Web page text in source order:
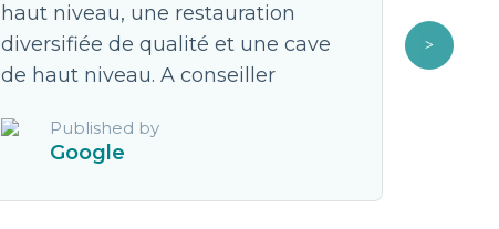
haut niveau, une restauration
diversifiée de qualité et une cave
de haut niveau. A conseiller
Published by
Google
est